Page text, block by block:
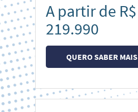
A partir de R$
219.990
QUERO SABER MAIS